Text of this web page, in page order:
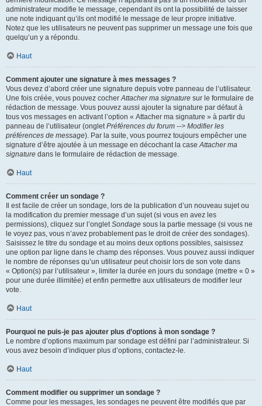
administrateur modifie le message, cependant ils ont la possibilité de laisser
une note indiquant qu’ils ont modifié le message de leur propre initiative.
Notez que les utilisateurs ne peuvent pas supprimer un message une fois que
quelqu’un y a répondu.
Haut
Comment ajouter une signature à mes messages ?
Vous devez d’abord créer une signature depuis votre panneau de l’utilisateur.
Une fois créée, vous pouvez cocherAttacher ma signature sur le formulaire de
rédaction de message. Vous pouvez aussi ajouter la signature par défaut à
tous vos messages en activant l’option « Attacher ma signature » à partir du
panneau de l’utilisateur (ongletPréférences du forum --> Modifier les
préférences de message). Par la suite, vous pourrez toujours empêcher une
signature d’être ajoutée à un message en décochant la caseAttacher ma
signature dans le formulaire de rédaction de message.
Haut
Comment créer un sondage ?
Il est facile de créer un sondage, lors de la publication d’un nouveau sujet ou
la modification du premier message d’un sujet (si vous en avez les
permissions), cliquez sur l’ongletSondage sous la partie message (si vous ne
le voyez pas, vous n’avez probablement pas le droit de créer des sondages).
Saisissez le titre du sondage et au moins deux options possibles, saisissez
une option par ligne dans le champ des réponses. Vous pouvez aussi indiquer
le nombre de réponses qu’un utilisateur peut choisir lors de son vote dans
« Option(s) par l’utilisateur », limiter la durée en jours du sondage (mettre « 0 »
pour une durée illimitée) et enfin permettre aux utilisateurs de modifier leur
vote.
Haut
Pourquoi ne puis-je pas ajouter plus d’options à mon sondage ?
Le nombre d’options maximum par sondage est défini par l’administrateur. Si
vous avez besoin d’indiquer plus d’options, contactez-le.
Haut
Comment modifier ou supprimer un sondage ?
Comme pour les messages, les sondages ne peuvent être modifiés que par